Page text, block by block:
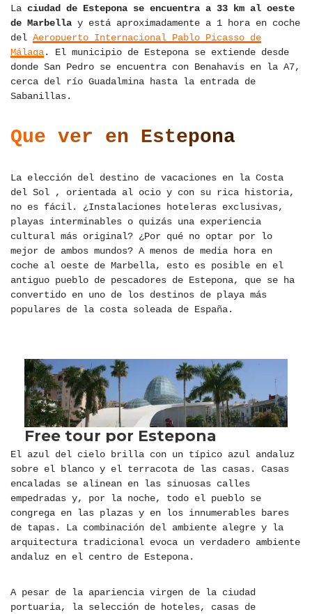
La ciudad de Estepona se encuentra a 33 km al oeste
de Marbella y está aproximadamente a 1 hora en coche
del Aeropuerto Internacional Pablo Picasso de
Málaga. El municipio de Estepona se extiende desde
donde San Pedro se encuentra con Benahavis en la A7,
cerca del río Guadalmina hasta la entrada de
Sabanillas.
Que ver en Estepona
La elección del destino de vacaciones en la Costa
del Sol , orientada al ocio y con su rica historia,
no es fácil. ¿Instalaciones hoteleras exclusivas,
playas interminables o quizás una experiencia
cultural más original? ¿Por qué no optar por lo
mejor de ambos mundos? A menos de media hora en
coche al oeste de Marbella, esto es posible en el
antiguo pueblo de pescadores de Estepona, que se ha
convertido en uno de los destinos de playa más
populares de la costa soleada de España.
El azul del cielo brilla con un típico azul andaluz
sobre el blanco y el terracota de las casas. Casas
encaladas se alinean en las sinuosas calles
empedradas y, por la noche, todo el pueblo se
congrega en las plazas y en los innumerables bares
de tapas. La combinación del ambiente alegre y la
arquitectura tradicional evoca un verdadero ambiente
andaluz en el centro de Estepona.
A pesar de la apariencia virgen de la ciudad
portuaria, la selección de hoteles, casas de